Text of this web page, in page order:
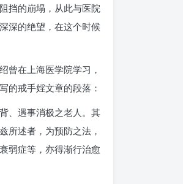
挡的崩塌，从此与医院
深的绝望，在这个时候
曾在上海医学院学习，
的戒手婬文章的段落：
、遇事消极之老人。其
所述者，为预防之法，
弱症等，亦得渐行治愈